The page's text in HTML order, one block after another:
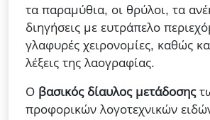
τα παραμύθια, οι θρύλοι, τα
διηγήσεις με ευτράπελο
γλαφυρές χειρονομίες, καθώς
λέξεις της λαογραφίας.
Ο βασικός δίαυλος μετάδοσης
προφορικών λογοτεχνικών